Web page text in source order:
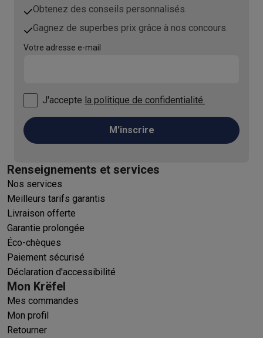
Obtenez des conseils personnalisés.
Gagnez de superbes prix grâce à nos concours.
Votre adresse e-mail
J'accepte la politique de confidentialité.
M'inscrire
Renseignements et services
Nos services
Meilleurs tarifs garantis
Livraison offerte
Garantie prolongée
Éco-chèques
Paiement sécurisé
Déclaration d'accessibilité
Mon Krëfel
Mes commandes
Mon profil
Retourner